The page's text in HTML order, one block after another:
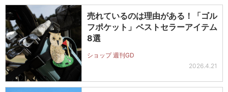
売れているのは理由がある！「ゴル
フポケット」ベストセラーアイテム
8選
ショップ 週刊GD
2026.4.21